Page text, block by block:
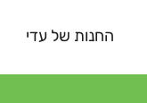
החנות של עדי